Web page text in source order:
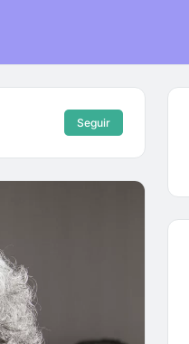
Seguir